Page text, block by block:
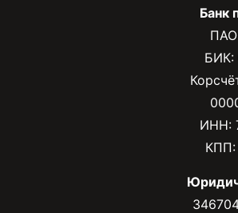
Банк
ПАО
БИК:
ИНН:
КПП: